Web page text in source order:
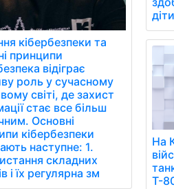
кібербезпеки та
принципи
відіграє
роль у сучасному
світі, де захист
стає все більш
Основні
кібербезпеки
наступне: 1.
складних
і їх регулярна зм
На
Т-